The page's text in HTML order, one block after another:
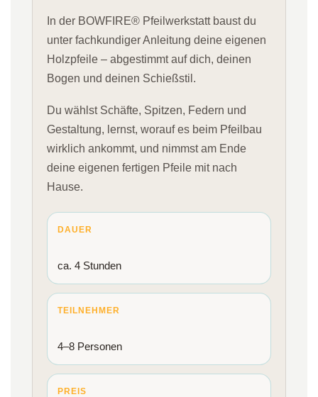
In der BOWFIRE® Pfeilwerkstatt baust du
unter fachkundiger Anleitung deine eigenen
Holzpfeile – abgestimmt auf dich, deinen
Bogen und deinen Schießstil.
Du wählst Schäfte, Spitzen, Federn und
Gestaltung, lernst, worauf es beim Pfeilbau
wirklich ankommt, und nimmst am Ende
deine eigenen fertigen Pfeile mit nach
Hause.
DAUER
ca. 4 Stunden
TEILNEHMER
4–8 Personen
PREIS